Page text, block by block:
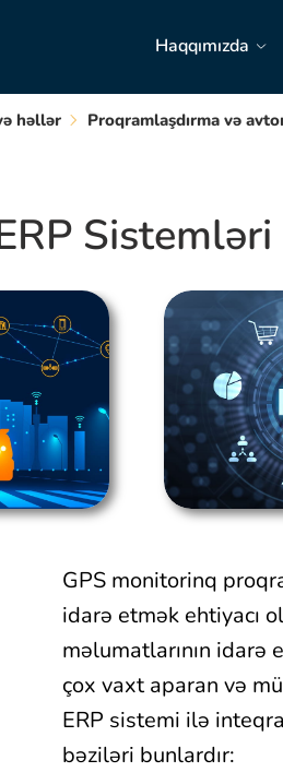
Haqqımızda
həllər Proqramlaşdırma və
Sistemləri
GPS monitorinq
idarə etmək ehtiyacı
məlumatlarının
çox vaxt aparan və
ERP sistemi ilə
bəziləri bunlardır: